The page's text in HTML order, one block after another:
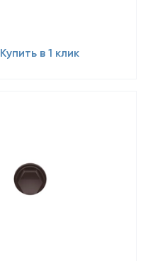
Купить в 1 клик